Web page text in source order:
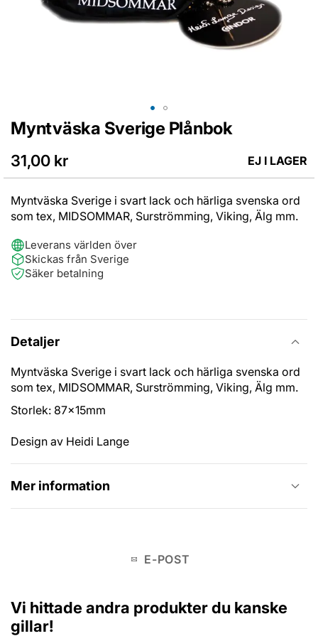
Myntväska Sverige Plånbok
31,00 kr EJ I LAGER
Myntväska Sverige i svart lack och härliga svenska ord
som tex, MIDSOMMAR, Surströmming, Viking, Älg mm.
Leverans världen över
Skickas från Sverige
Säker betalning
Hoppa
början
Detaljer
Myntväska Sverige i svart lack och härliga svenska ord
som tex, MIDSOMMAR, Surströmming, Viking, Älg mm.
Storlek: 87x15mm
Design av Heidi Lange
Mer information
E-POST
Vi hittade andra produkter du kanske
gillar!